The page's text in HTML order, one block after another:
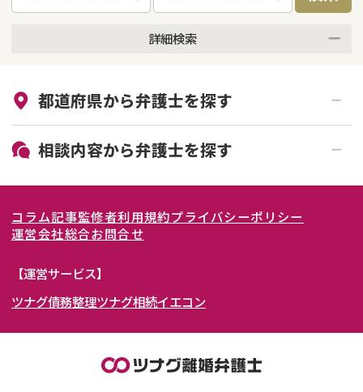
詳細検索
初回相談無料
土日祝の相談可能
都道府県から弁護士を探す
北海道・東北
北海道 青森県
岩手県 宮城県
秋田県
福島県
関東
東京都 神奈川県
埼玉県
茨城県 群馬県
東海
愛知県
岐阜県 山梨県
関西
大阪府 京都府
奈良県
北陸・甲信越
石川県
相談内容から弁護士を探す
離婚裁判
親権・面会交流権
不貞・不倫慰謝料請求
養育費問題
財産分与
コラム記事監修者利用規約プライバシーポリシー
運営会社総合お問合せ
【運営サービス】
ツナグ債務整理ツナグ相続イエコン